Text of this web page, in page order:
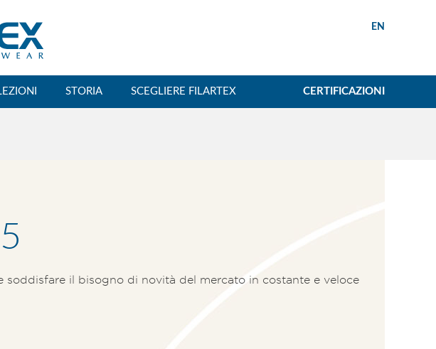
EN
STORIA SCEGLIERE FILARTEX CERTIFICAZIONI
soddisfare il bisogno di novità del mercato in costante e veloce